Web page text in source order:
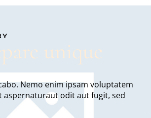
unique
Nemo enim ipsam voluptatem
aspernaturaut odit aut fugit, sed